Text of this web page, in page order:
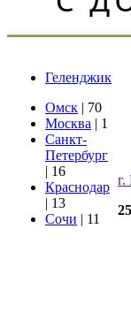
Геленджик
Омск | 70
Москва | 1
Санкт-
Петербург
| 16
Краснодар
| 13
Сочи | 11